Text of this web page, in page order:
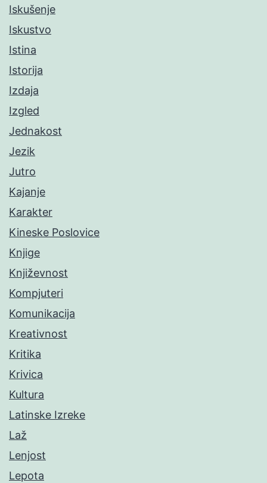
Iskušenje
Iskustvo
Istina
Istorija
Izdaja
Izgled
Jednakost
Jezik
Jutro
Kajanje
Karakter
Kineske Poslovice
Knjige
Književnost
Kompjuteri
Komunikacija
Kreativnost
Kritika
Krivica
Kultura
Latinske Izreke
Laž
Lenjost
Lepota